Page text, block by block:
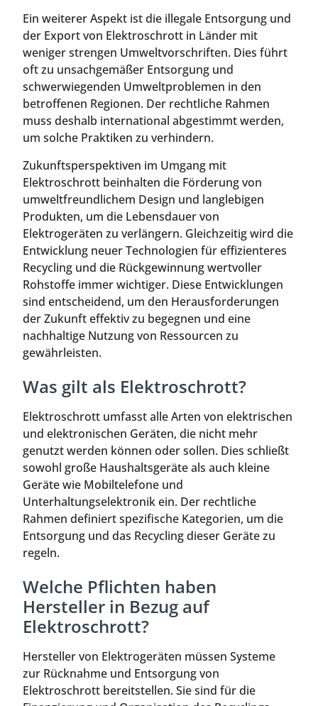
Ein weiterer Aspekt ist die illegale Entsorgung und
der Export von Elektroschrott in Länder mit
weniger strengen Umweltvorschriften. Dies führt
oft zu unsachgemäßer Entsorgung und
schwerwiegenden Umweltproblemen in den
betroffenen Regionen. Der rechtliche Rahmen
muss deshalb international abgestimmt werden,
um solche Praktiken zu verhindern.
Zukunftsperspektiven im Umgang mit
Elektroschrott beinhalten die Förderung von
umweltfreundlichem Design und langlebigen
Produkten, um die Lebensdauer von
Elektrogeräten zu verlängern. Gleichzeitig wird die
Entwicklung neuer Technologien für effizienteres
Recycling und die Rückgewinnung wertvoller
Rohstoffe immer wichtiger. Diese Entwicklungen
sind entscheidend, um den Herausforderungen
der Zukunft effektiv zu begegnen und eine
nachhaltige Nutzung von Ressourcen zu
gewährleisten.
Was gilt als Elektroschrott?
Elektroschrott umfasst alle Arten von elektrischen
und elektronischen Geräten, die nicht mehr
genutzt werden können oder sollen. Dies schließt
sowohl große Haushaltsgeräte als auch kleine
Geräte wie Mobiltelefone und
Unterhaltungselektronik ein. Der rechtliche
Rahmen definiert spezifische Kategorien, um die
Entsorgung und das Recycling dieser Geräte zu
regeln.
Welche Pflichten haben
Hersteller in Bezug auf
Elektroschrott?
Hersteller von Elektrogeräten müssen Systeme
zur Rücknahme und Entsorgung von
Elektroschrott bereitstellen. Sie sind für die